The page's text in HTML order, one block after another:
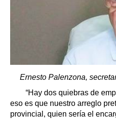
Ernesto Palenzona,
“Hay dos quiebras de
eso es que nuestro arreglo
provincial, quien sería el